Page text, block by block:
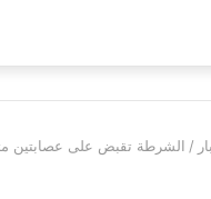
/ الشرطة تقبض على عصابتين